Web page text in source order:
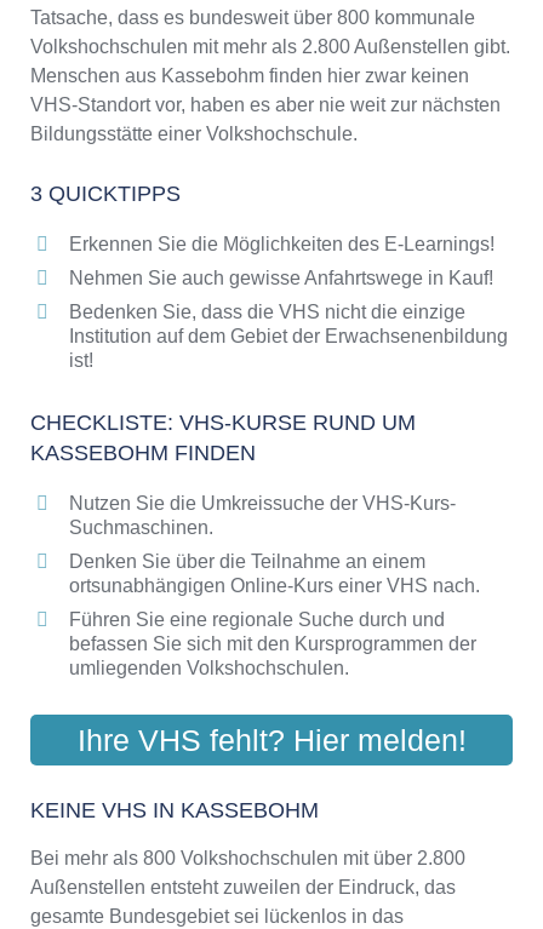
Online-Kurse: Pro und Contra
Online-Kurse als alternative Angebote zu
VHS-Kursen
Die VHS als Inbegriff der Erwachsenenbildung
Das bundesweite Netzwerk der
Abendschulen rund um Kassebohm
Bildungsangebote der VHS
Tatsache, dass es bundesweit über 800 kommunale
Volkshochschulen mit mehr als 2.800 Außenstellen gibt.
Menschen aus Kassebohm finden hier zwar keinen
VHS-Standort vor, haben es aber nie weit zur nächsten
Bildungsstätte einer Volkshochschule.
3 QUICKTIPPS
Erkennen Sie die Möglichkeiten des E-Learnings!
Nehmen Sie auch gewisse Anfahrtswege in Kauf!
Bedenken Sie, dass die VHS nicht die einzige
Institution auf dem Gebiet der Erwachsenenbildung
ist!
CHECKLISTE: VHS-KURSE RUND UM
KASSEBOHM FINDEN
Nutzen Sie die Umkreissuche der VHS-Kurs-
Suchmaschinen.
Denken Sie über die Teilnahme an einem
ortsunabhängigen Online-Kurs einer VHS nach.
Führen Sie eine regionale Suche durch und
befassen Sie sich mit den Kursprogrammen der
umliegenden Volkshochschulen.
Ihre VHS fehlt? Hier melden!
KEINE VHS IN KASSEBOHM
Bei mehr als 800 Volkshochschulen mit über 2.800
Außenstellen entsteht zuweilen der Eindruck, das
gesamte Bundesgebiet sei lückenlos in das